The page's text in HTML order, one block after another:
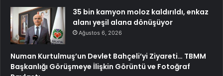
35 bin kamyon moloz kaldırıldı, enkaz
alanı yeşil alana dönüşüyor
Ağustos 6, 2026
Numan Kurtulmuş’un Devlet Bahçeli’yi Ziyareti… TBMM
Başkanlığı Görüşmeye İlişkin Görüntü ve Fotoğraf